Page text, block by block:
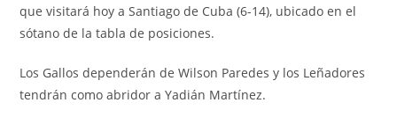
que visitará hoy a Santiago de Cuba (6-14), ubicado en el
sótano de la tabla de posiciones.
Los Gallos dependerán de Wilson Paredes y los Leñadores
tendrán como abridor a Yadián Martínez.